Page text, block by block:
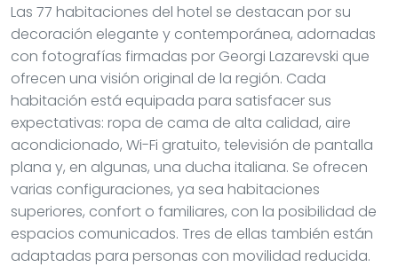
Las 77 habitaciones del hotel se destacan por su
decoración elegante y contemporánea, adornadas
con fotografías firmadas por Georgi Lazarevski que
ofrecen una visión original de la región. Cada
habitación está equipada para satisfacer sus
expectativas: ropa de cama de alta calidad, aire
acondicionado, Wi-Fi gratuito, televisión de pantalla
plana y, en algunas, una ducha italiana. Se ofrecen
varias configuraciones, ya sea habitaciones
superiores, confort o familiares, con la posibilidad de
espacios comunicados. Tres de ellas también están
adaptadas para personas con movilidad reducida.